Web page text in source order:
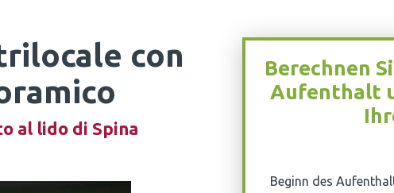
con
al lido di Spina
Berechnen
Aufenthalt
Beginn des